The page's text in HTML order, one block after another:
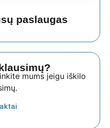
paslaugas
mums jeigu iškilo